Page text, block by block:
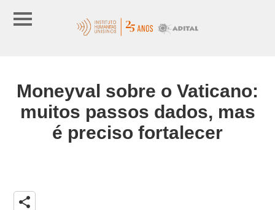
Moneyval sobre o Vaticano:
muitos passos dados, mas
é preciso fortalecer
share